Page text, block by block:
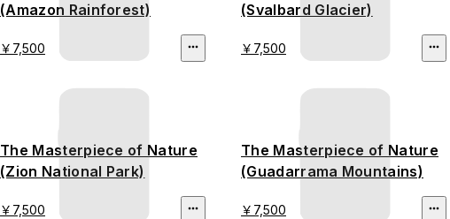
(Amazon Rainforest)
￥7,500
(Svalbard Glacier)
￥7,500
The Masterpiece of Nature
(Zion National Park)
￥7,500
The Masterpiece of Nature
(Guadarrama Mountains)
￥7,500